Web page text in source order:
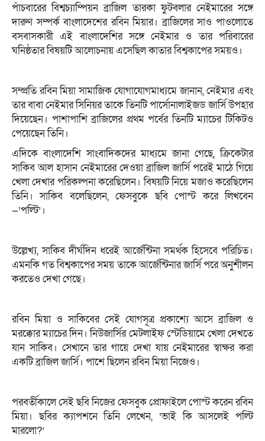
পাঁচবারের বিশ্বচ্যাম্পিয়ন ব্রাজিল তারকা ফুটবলার নেইমারের সঙ্গে
দারুণ সম্পর্ক বাংলাদেশের রবিন মিয়ার। ব্রাজিলের সাও পাওলোতে
বসবাসকারী এই বাংলাদেশির সঙ্গে নেইমার ও তার পরিবারের
ঘনিষ্ঠতার বিষয়টি আলোচনায় এসেছিল কাতার বিশ্বকাপের সময়ও।
সম্প্রতি রবিন মিয়া সামাজিক যোগাযোগমাধ্যমে জানান, নেইমার এবং
তার বাবা নেইমার সিনিয়র তাকে তিনটি পার্সোনালাইজড জার্সি উপহার
দিয়েছেন। পাশাপাশি ব্রাজিলের প্রথম পর্বের তিনটি ম্যাচের টিকিটও
পেয়েছেন তিনি।
এদিকে বাংলাদেশি সাংবাদিকদের মাধ্যমে জানা গেছে, ক্রিকেটার
সাকিব আল হাসান নেইমারের দেওয়া ব্রাজিল জার্সি পরেই মাঠে গিয়ে
খেলা দেখার পরিকল্পনা করেছিলেন। বিষয়টি নিয়ে মজাও করেছিলেন
তিনি। সাকিব বলেছিলেন, ফেসবুকে ছবি পোস্ট করে লিখবেন
—‘পল্টি’।
উল্লেখ্য, সাকিব দীর্ঘদিন ধরেই আর্জেন্টিনা সমর্থক হিসেবে পরিচিত।
এমনকি গত বিশ্বকাপের সময় তাকে আর্জেন্টিনার জার্সি পরে অনুশীলন
করতেও দেখা গেছে।
রবিন মিয়া ও সাকিবের সেই যোগসূত্র প্রকাশ্যে আসে ব্রাজিল ও
মরক্কোর ম্যাচের দিন। নিউজার্সির মেটলাইফ স্টেডিয়ামে খেলা দেখতে
যান সাকিব। সেখানে তার গায়ে দেখা যায় নেইমারের স্বাক্ষর করা
একটি ব্রাজিল জার্সি। পাশে ছিলেন রবিন মিয়া নিজেও।
পরবর্তীকালে সেই ছবি নিজের ফেসবুক প্রোফাইলে পোস্ট করেন রবিন
মিয়া। ছবির ক্যাপশনে তিনি লেখেন, ‘ভাই কি আসলেই পল্টি
মারলো?’